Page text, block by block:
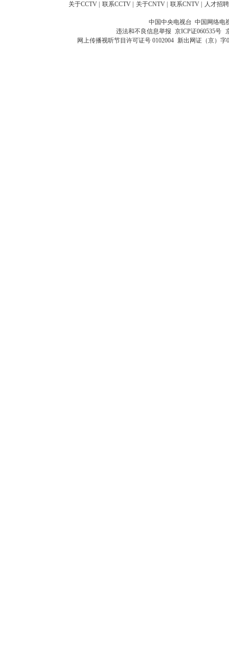
关于CCTV 联系CCTV 关于CNTV 联系CNTV 人才招聘
中国中央电视台 中国网络电
违法和不良信息举报 京ICP证060535号
网上传播视听节目许可证号 0102004 新出网证（京）